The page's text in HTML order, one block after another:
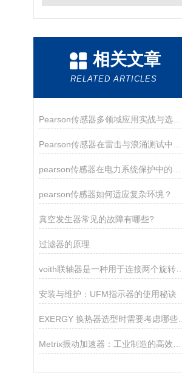
相关文章
RELATED ARTICLES
Pearson传感器多领域应用实战与选型指南
pearson传感器如何适应复杂环境？
真空发生器常见的故障有哪些?
过滤器的原理
voith联轴器是一种用于连接两个旋转轴的机械装置
安装与维护：UFM指示器的使用秘诀
EXERGY 换热器选型时需要考虑哪些因素？